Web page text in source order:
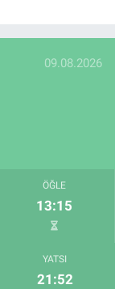
09.08.2026
ÖĞLE
13:15
YATSI
21:52